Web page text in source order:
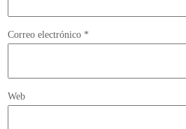
Correo electrónico *
Web